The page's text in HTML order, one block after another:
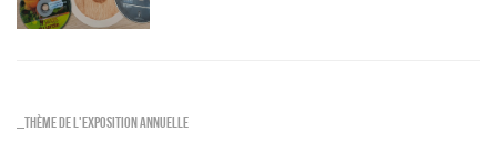
_Thème de l'exposition annuelle